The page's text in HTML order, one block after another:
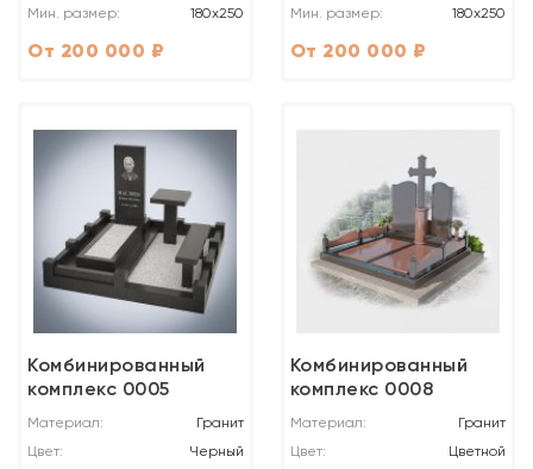
Мин. размер:
180х250
От 200 000 ₽
Мин. размер:
180х250
От 200 000 ₽
Комбинированный
комплекс 0005
Материал:
Гранит
Цвет:
Черный
Комбинированный
комплекс 0008
Материал:
Гранит
Цвет:
Цветной